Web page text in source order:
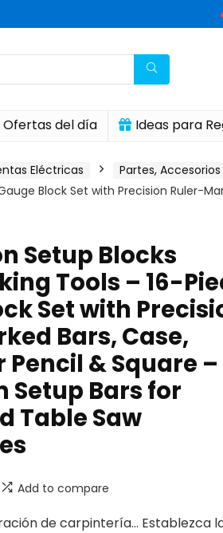
Ofertas del día Ideas para
Eléctricas Partes,
Block Set with Precision Ruler-
Setup Blocks
Tools – 16-
Set with
Bars, Case,
& Square –
Setup Bars for
Table Saw
Add to compare
de carpintería… Establezca